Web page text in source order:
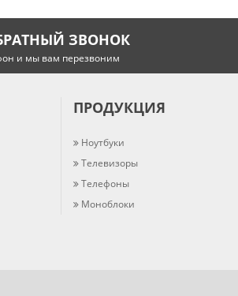
ЗВОНОК
и мы вам перезвоним
ПРОДУКЦИЯ
Ноутбуки
Телевизоры
Телефоны
Моноблоки